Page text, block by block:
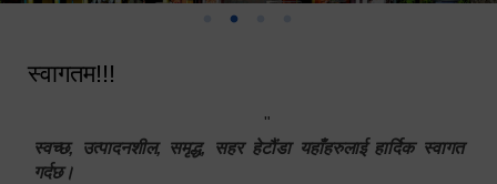
स्वागतम!!!
"
स्वच्छ, उत्पादनशील, समृद्ध, सहर हेटौंडा यहाँहरुलाई हार्दिक स्वागत
गर्दछ।